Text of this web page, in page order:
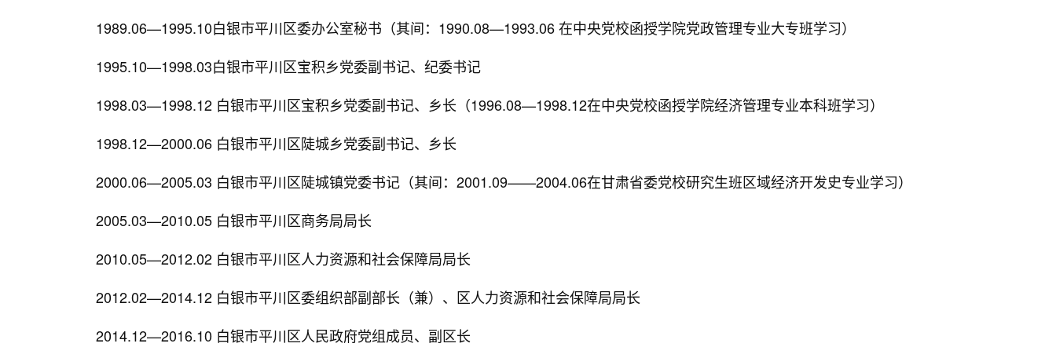
1989.06—1995.10白银市平川区委办公室秘书（其间：1990.08—1993.06 在中央党校函授学院党政管理专业大专班学习）
1995.10—1998.03白银市平川区宝积乡党委副书记、纪委书记
1998.03—1998.12 白银市平川区宝积乡党委副书记、乡长（1996.08—1998.12在中央党校函授学院经济管理专业本科班学习）
1998.12—2000.06 白银市平川区陡城乡党委副书记、乡长
2000.06—2005.03 白银市平川区陡城镇党委书记（其间：2001.09——2004.06在甘肃省委党校研究生班区域经济开发史专业学习）
2005.03—2010.05 白银市平川区商务局局长
2010.05—2012.02 白银市平川区人力资源和社会保障局局长
2012.02—2014.12 白银市平川区委组织部副部长（兼）、区人力资源和社会保障局局长
2014.12—2016.10 白银市平川区人民政府党组成员、副区长